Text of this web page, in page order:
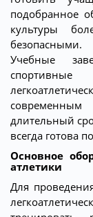
подобранное
культуры
безопасными.
Учебные
длительный
всегда готова
Основное
атлетики
Для